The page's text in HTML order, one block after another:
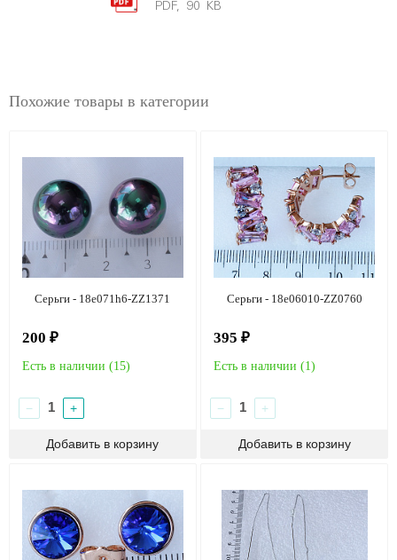
PDF, 90 KB
Похожие товары в категории
Серьги - 18e071h6-ZZ1371
200 ₽
Есть в наличии (15)
− +
Серьги - 18e06010-ZZ0760
395 ₽
Есть в наличии (1)
− +